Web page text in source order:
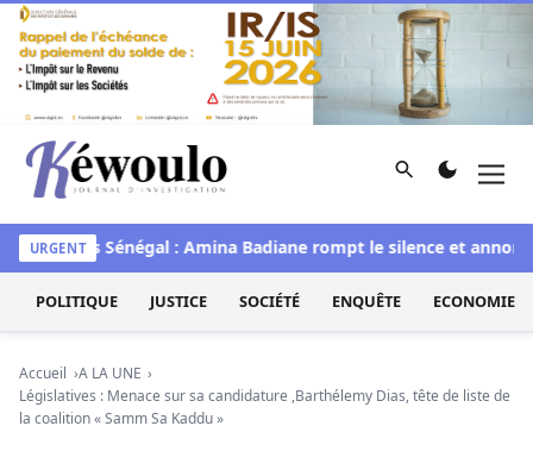
Aller au contenu
Kéwoulo, le premier site d'information et d'investigation
Rechercher
URGENT
Miss Sénégal : Amina Badiane rompt le silence et annonce
POLITIQUE JUSTICE SOCIÉTÉ ENQUÊTE ECONOMIE
Accueil
A LA UNE
Législatives : Menace sur sa candidature ,Barthélemy Dias, tête de liste de
la coalition « Samm Sa Kaddu »